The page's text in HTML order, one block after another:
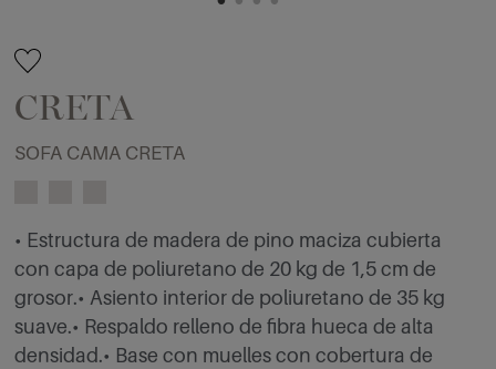
CRETA
SOFA CAMA CRETA
• Estructura de madera de pino maciza cubierta
con capa de poliuretano de 20 kg de 1,5 cm de
grosor.• Asiento interior de poliuretano de 35 kg
suave.• Respaldo relleno de fibra hueca de alta
densidad.• Base con muelles con cobertura de